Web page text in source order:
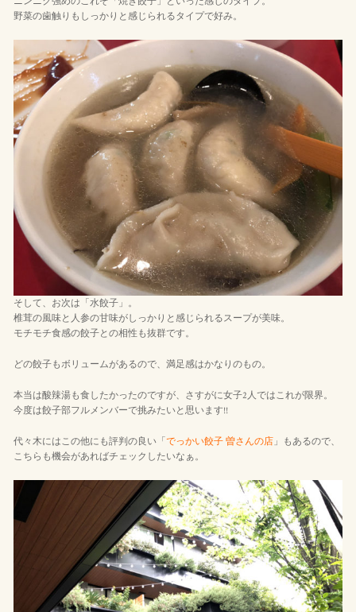
野菜の歯触りもしっかりと感じられるタイプで好み。
そして、お次は「水餃子」。
椎茸の風味と人参の甘味がしっかりと感じられるスープが美味。
モチモチ食感の餃子との相性も抜群です。
どの餃子もボリュームがあるので、満足感はかなりのもの。
本当は酸辣湯も食したかったのですが、さすがに女子2人ではこれが限界。
今度は餃子部フルメンバーで挑みたいと思います!!
代々木にはこの他にも評判の良い「 でっかい餃子 曽さんの店」もあるので、
こちらも機会があればチェックしたいなぁ。